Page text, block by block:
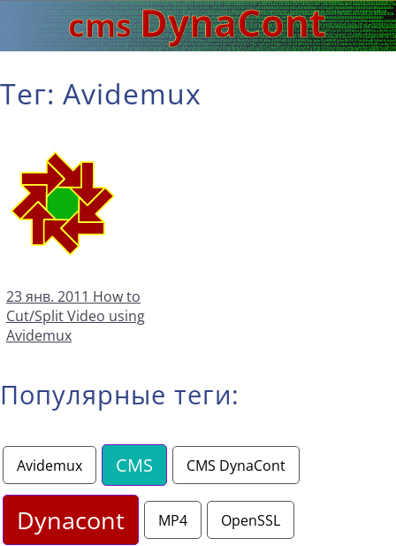
Тег: Avidemux
23 янв. 2011 How to
Cut/Split Video using
Avidemux
Популярные теги:
Avidemux CMS CMS DynaCont
Dynacont MP4 OpenSSL